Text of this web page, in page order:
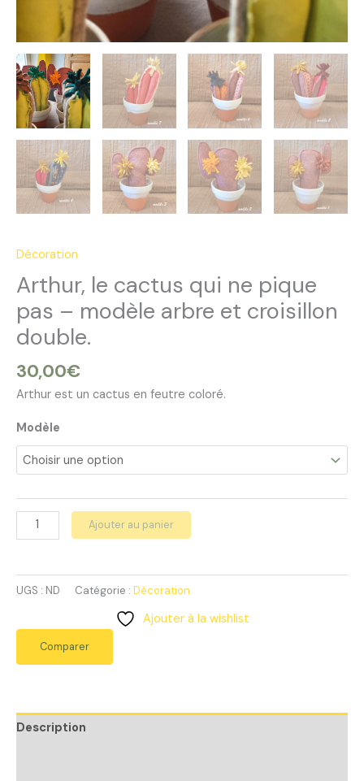
Décoration
Arthur, le cactus qui ne pique
pas – modèle arbre et croisillon
double.
30,00€
Arthur est un cactus en feutre coloré.
Modèle
quantité
de
le
cactus
ne
modèle
arbre
Ajouter au panier
UGS : ND Catégorie : Décoration
Ajouter à la wishlist
Comparer
Description